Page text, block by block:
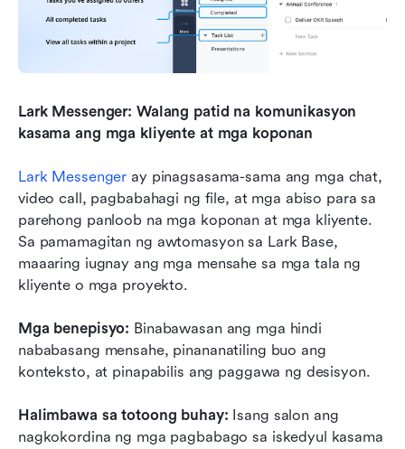
Lark Messenger: Walang patid na komunikasyon
kasama ang mga kliyente at mga koponan
Lark Messenger ay pinagsasama-sama ang mga chat,
video call, pagbabahagi ng file, at mga abiso para sa
parehong panloob na mga koponan at mga kliyente.
Sa pamamagitan ng awtomasyon sa Lark Base,
maaaring iugnay ang mga mensahe sa mga tala ng
kliyente o mga proyekto.
Mga benepisyo: Binabawasan ang mga hindi
nababasang mensahe, pinananatiling buo ang
konteksto, at pinapabilis ang paggawa ng desisyon.
Halimbawa sa totoong buhay: Isang salon ang
nagkokordina ng mga pagbabago sa iskedyul kasama